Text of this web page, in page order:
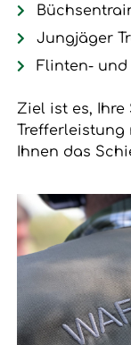
Jungjäger
Flinten-
Ziel ist es, Ihre
Trefferleistung
Ihnen das